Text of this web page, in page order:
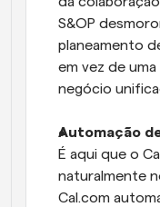
S&OP
planeamento
em vez de
negócio
Automação
É aqui que o
naturalmente
Cal.com